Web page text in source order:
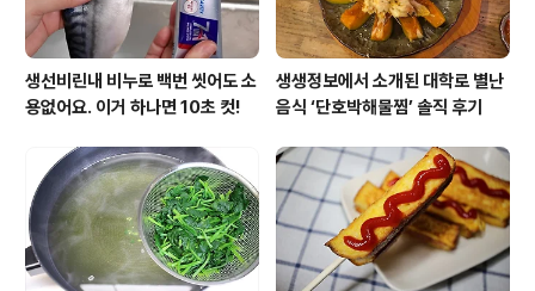
생선비린내 비누로 백번 씻어도 소
용없어요. 이거 하나면 10초 컷!
생생정보에서 소개된 대학로 별난
음식 ‘단호박해물찜’ 솔직 후기